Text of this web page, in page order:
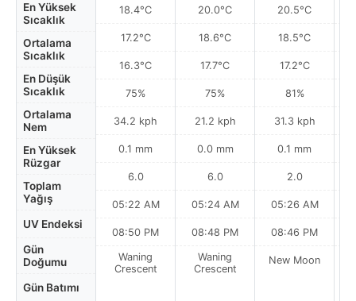
En Yüksek
Sıcaklık
Ortalama
Sıcaklık
En Düşük
Sıcaklık
Ortalama
Nem
En Yüksek
Rüzgar
Toplam
Yağış
UV Endeksi
Gün
Doğumu
Gün Batımı
18.4°C
17.2°C
16.3°C
75%
34.2 kph
0.1 mm
6.0
05:22 AM
08:50 PM
Waning
Crescent
20.0°C
18.6°C
17.7°C
75%
21.2 kph
0.0 mm
6.0
05:24 AM
08:48 PM
Waning
Crescent
20.5°C
18.5°C
17.2°C
81%
31.3 kph
0.1 mm
2.0
05:26 AM
08:46 PM
New Moon